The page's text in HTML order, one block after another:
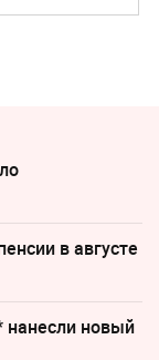
в августе
новый